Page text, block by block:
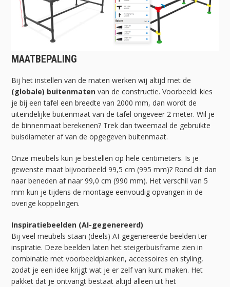
MAATBEPALING
Bij het instellen van de maten werken wij altijd met de
(globale) buitenmaten van de constructie. Voorbeeld: kies
je bij een tafel een breedte van 2000 mm, dan wordt de
uiteindelijke buitenmaat van de tafel ongeveer 2 meter. Wil je
de binnenmaat berekenen? Trek dan tweemaal de gebruikte
buisdiameter af van de opgegeven buitenmaat.
Onze meubels kun je bestellen op hele centimeters. Is je
gewenste maat bijvoorbeeld 99,5 cm (995 mm)? Rond dit dan
naar beneden af naar 99,0 cm (990 mm). Het verschil van 5
mm kun je tijdens de montage eenvoudig opvangen in de
overige koppelingen.
Inspiratiebeelden (AI-gegenereerd)
Bij veel meubels staan (deels) AI-gegenereerde beelden ter
inspiratie. Deze beelden laten het steigerbuisframe zien in
combinatie met voorbeeldplanken, accessoires en styling,
zodat je een idee krijgt wat je er zelf van kunt maken. Het
pakket dat je ontvangt bestaat altijd alleen uit het